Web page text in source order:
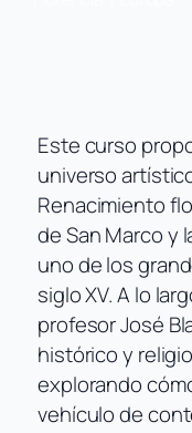
Este curso
universo
Renacimiento
de San Marco y
uno de los
siglo XV. A lo
profesor José
histórico y
explorando
vehículo de